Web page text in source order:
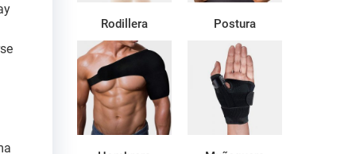
Rodillera Postura